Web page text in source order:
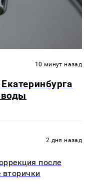
10 минут назад
воды
2 дня назад
после
вторички